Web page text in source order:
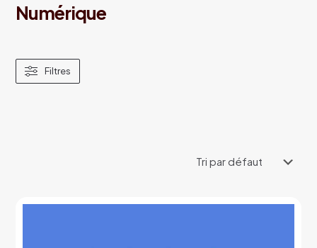
Numérique
Filtres